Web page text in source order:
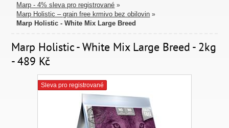
Marp - 4% sleva pro registrované »
Marp Holistic – grain free krmivo bez obilovin »
Marp Holistic - White Mix Large Breed
Marp Holistic - White Mix Large Breed - 2kg
- 489 Kč
Sleva pro registrované